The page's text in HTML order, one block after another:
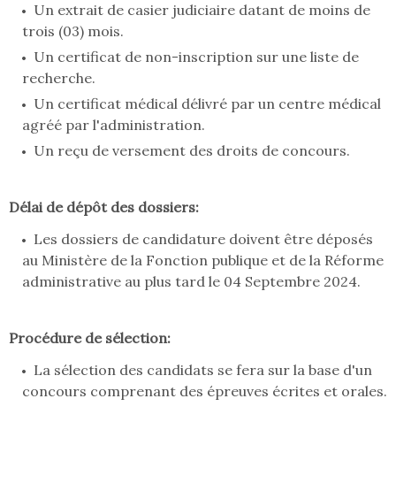
Un extrait de casier judiciaire datant de moins de
trois (03) mois.
Un certificat de non-inscription sur une liste de
recherche.
Un certificat médical délivré par un centre médical
agréé par l'administration.
Un reçu de versement des droits de concours.
Délai de dépôt des dossiers:
Les dossiers de candidature doivent être déposés
au Ministère de la Fonction publique et de la Réforme
administrative au plus tard le 04 Septembre 2024.
Procédure de sélection:
La sélection des candidats se fera sur la base d'un
concours comprenant des épreuves écrites et orales.